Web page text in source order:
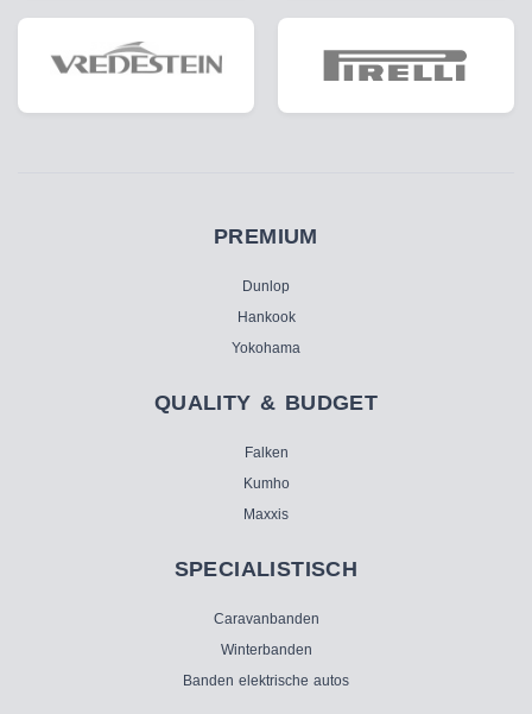
PREMIUM
Dunlop
Hankook
Yokohama
QUALITY & BUDGET
Falken
Kumho
Maxxis
SPECIALISTISCH
Caravanbanden
Winterbanden
Banden elektrische autos